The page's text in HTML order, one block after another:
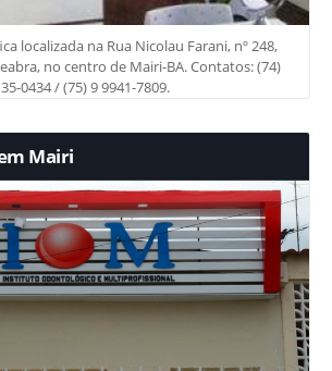
localizada na Rua Nicolau Farani, nº 248,
no centro de Mairi-BA. Contatos: (74)
0434 / (75) 9 9941-7809.
Mairi